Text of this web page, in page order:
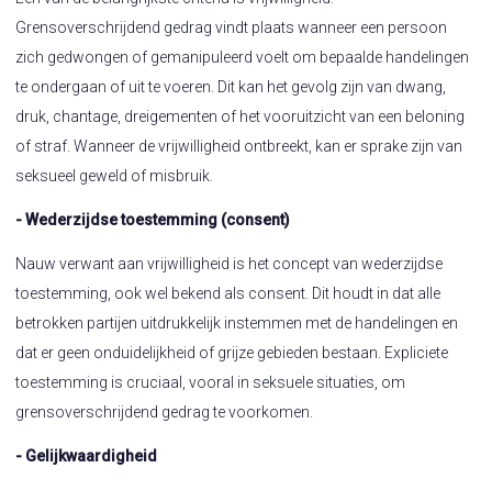
Grensoverschrijdend gedrag vindt plaats wanneer een persoon
zich gedwongen of gemanipuleerd voelt om bepaalde handelingen
te ondergaan of uit te voeren. Dit kan het gevolg zijn van dwang,
druk, chantage, dreigementen of het vooruitzicht van een beloning
of straf. Wanneer de vrijwilligheid ontbreekt, kan er sprake zijn van
seksueel geweld of misbruik.
- Wederzijdse toestemming (consent)
Nauw verwant aan vrijwilligheid is het concept van wederzijdse
toestemming, ook wel bekend als consent. Dit houdt in dat alle
betrokken partijen uitdrukkelijk instemmen met de handelingen en
dat er geen onduidelijkheid of grijze gebieden bestaan. Expliciete
toestemming is cruciaal, vooral in seksuele situaties, om
grensoverschrijdend gedrag te voorkomen.
- Gelijkwaardigheid